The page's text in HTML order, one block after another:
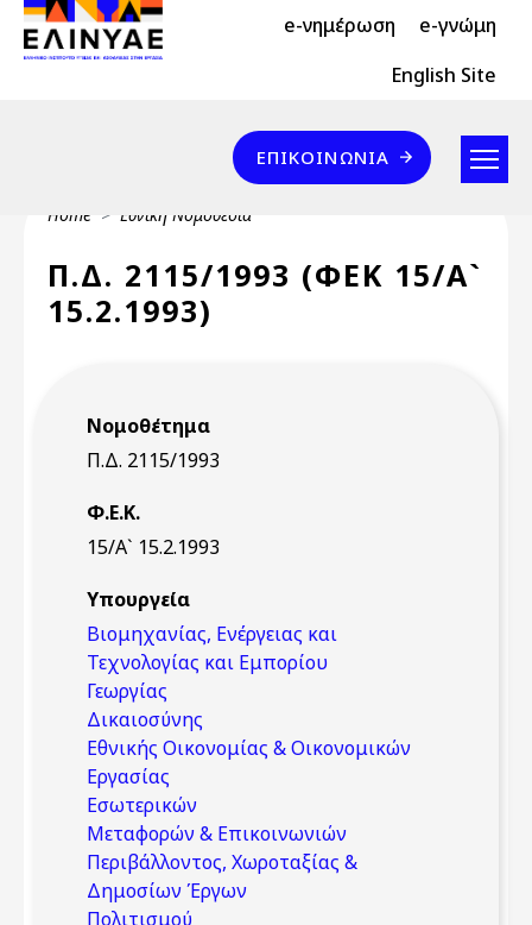
Skip to main content
Header Top 2 e-νημέρωση e-γνώμη
Header Top English Site
Επικοινωνία
ΕΠΙΚΟΙΝΩΝΊΑ
Breadcrumb
Home Εθνική Νομοθεσία
Π.Δ. 2115/1993 (ΦΕΚ 15/Α`
15.2.1993)
Νομοθέτημα
Π.Δ. 2115/1993
Φ.Ε.Κ.
15/Α` 15.2.1993
Υπουργεία
Βιομηχανίας, Ενέργειας και
Τεχνολογίας και Εμπορίου
Γεωργίας
Δικαιοσύνης
Εθνικής Οικονομίας & Οικονομικών
Εργασίας
Εσωτερικών
Μεταφορών & Επικοινωνιών
Περιβάλλοντος, Χωροταξίας &
Δημοσίων Έργων
Πολιτισμού